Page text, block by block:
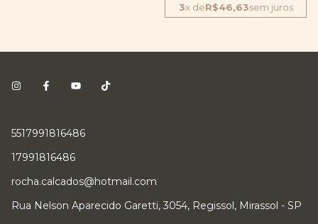
3x deR$46,63sem juros
5517991816486
17991816486
rocha.calcados@hotmail.com
Rua Nelson Aparecido Garetti, 3054, Regissol, Mirassol - SP